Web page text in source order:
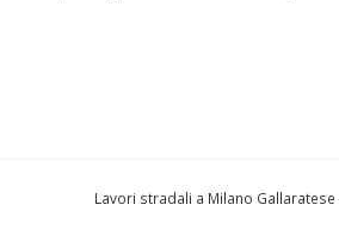
Lavori stradali a Milano